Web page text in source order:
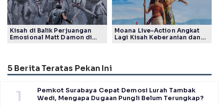
Kisah di Balik Perjuangan
Emosional Matt Damon di
Moana Live-Action Angkat
Lagi Kisah Keberanian dan
5 Berita Teratas Pekan Ini
1
Pemkot Surabaya Cepat Demosi Lurah Tambak
Wedi, Mengapa Dugaan Pungli Belum Terungkap?